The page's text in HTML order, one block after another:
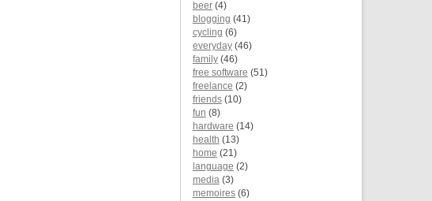
beer(4)
blogging (41)
cycling (6)
everyday(46)
family(46)
free software (51)
freelance (2)
friends(10)
fun (8)
hardware (14)
health (13)
home (21)
language (2)
media (3)
memoires(6)